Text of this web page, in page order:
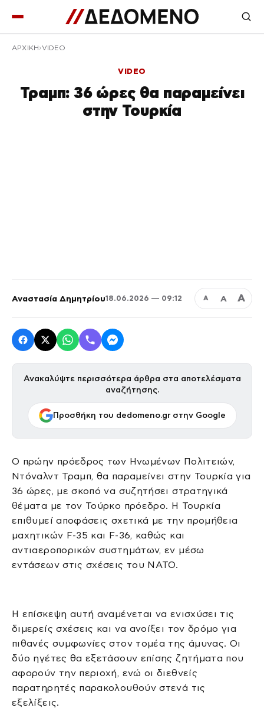
ΑΡΧΙΚΉ VIDEO
VIDEO
Τραμπ: 36 ώρες θα παραμείνει
στην Τουρκία
Αναστασία Δημητρίου18.06.2026 — 09:12 Α Α Α
Ανακαλύψτε περισσότερα άρθρα στα αποτελέσματα
αναζήτησης.
Προσθήκη του dedomeno.gr στην Google
Ο πρώην πρόεδρος των Ηνωμένων Πολιτειών,
Ντόναλντ Τραμπ, θα παραμείνει στην Τουρκία για
36 ώρες, με σκοπό να συζητήσει στρατηγικά
θέματα με τον Τούρκο πρόεδρο. Η Τουρκία
επιθυμεί αποφάσεις σχετικά με την προμήθεια
μαχητικών F-35 και F-36, καθώς και
αντιαεροπορικών συστημάτων, εν μέσω
εντάσεων στις σχέσεις του ΝΑΤΟ.
Η επίσκεψη αυτή αναμένεται να ενισχύσει τις
διμερείς σχέσεις και να ανοίξει τον δρόμο για
πιθανές συμφωνίες στον τομέα της άμυνας. Οι
δύο ηγέτες θα εξετάσουν επίσης ζητήματα που
αφορούν την περιοχή, ενώ οι διεθνείς
παρατηρητές παρακολουθούν στενά τις
εξελίξεις.